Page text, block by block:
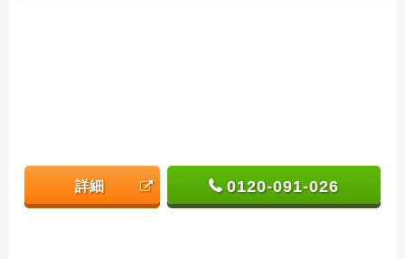
詳細 0120-091-026